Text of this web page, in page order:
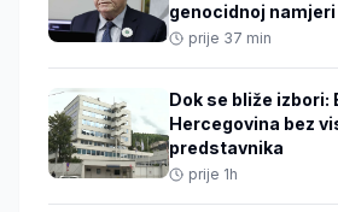
genocidnoj namjeri
prije 37 min
Dok se bliže izbori:
Hercegovina bez
predstavnika
prije 1h